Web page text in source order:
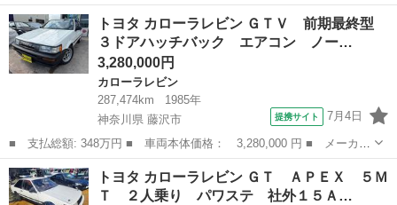
名： トヨタ ■ 車種名： カローラレビン ■ グレード名： ＳＲ
【５】 ３ドアハッチバック 初期型 純正内装 ５速マニュアル
ノーマルサ...
神奈川 藤沢市 カローラレビン
トヨタ カローラレビン ＧＴＶ 前期最終型
３ドアハッチバック エアコン ノー…
3,280,000円
カローラレビン
287,474km
1985年
神奈川県 藤沢市
提携サイト 7月4日
■ 支払総額: 348万円 ■ 車両本体価格： 3,280,000 円 ■ メーカー
名： トヨタ ■ 車種名： カローラレビン ■ グレード名： ＧＴ
Ｖ 前期最終型 ３ドアハッチバック エアコン ノーマルルーフ
純正白ＧＴ...
神奈川 藤沢市 カローラレビン
トヨタ カローラレビン ＧＴ ＡＰＥＸ ５Ｍ
Ｔ ２人乗り パワステ 社外１５Ａ…